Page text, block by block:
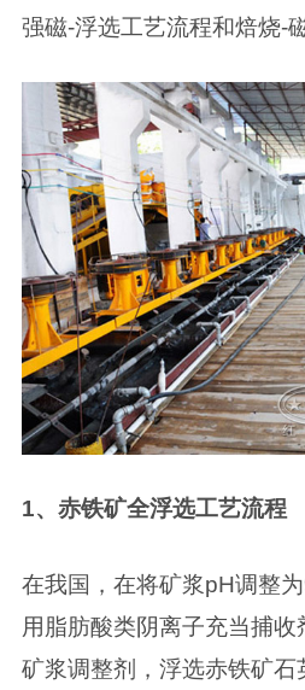
强磁-浮选工艺流程和焙烧-
1、赤铁矿全浮选工艺流程
在我国，在将矿浆pH调整
用脂肪酸类阴离子充当捕
矿浆调整剂，浮选赤铁矿